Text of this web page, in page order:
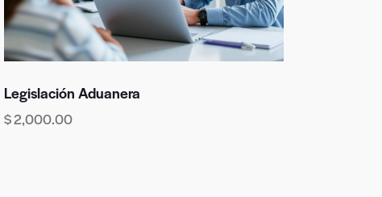
Legislación Aduanera
$2,000.00